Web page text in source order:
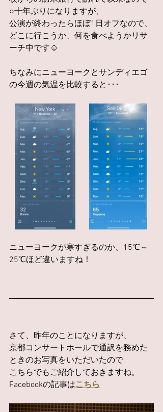
○十年ぶりになりますが、
公演が終わったらほぼ1日オフなので、
どこに行こうか、何を食べようかリサ
ーチ中です☺
ちなみにニューヨークとサンディエゴ
の今週の気温を比較すると･･･
ニューヨークが寒すぎるのか、15℃～
25℃ほど違いますね！
さて、昨年のことになりますが、
京都コンサートホールで通訳を務めた
ときのお写真をいただいたので
こちらでもご紹介しておきますね。
Facebookの記事はこちら